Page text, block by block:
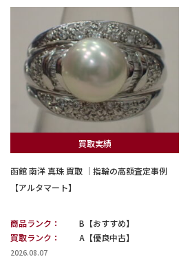
買取実績
函館 南洋 真珠 買取 ｜指輪の高額査定事例
【アルタマート】
商品ランク：
B【おすすめ】
買取ランク：
A【優良中古】
2026.08.07